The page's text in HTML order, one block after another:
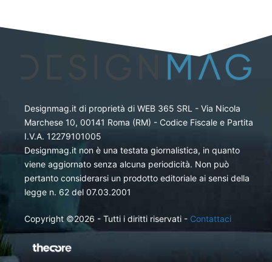
Designmag.it di proprietà di WEB 365 SRL - Via Nicola
Marchese 10, 00141 Roma (RM) - Codice Fiscale e Partita
I.V.A. 12279101005
Designmag.it non è una testata giornalistica, in quanto
viene aggiornato senza alcuna periodicità. Non può
pertanto considerarsi un prodotto editoriale ai sensi della
legge n. 62 del 07.03.2001
Copyright ©2026 - Tutti i diritti riservati - Contattaci